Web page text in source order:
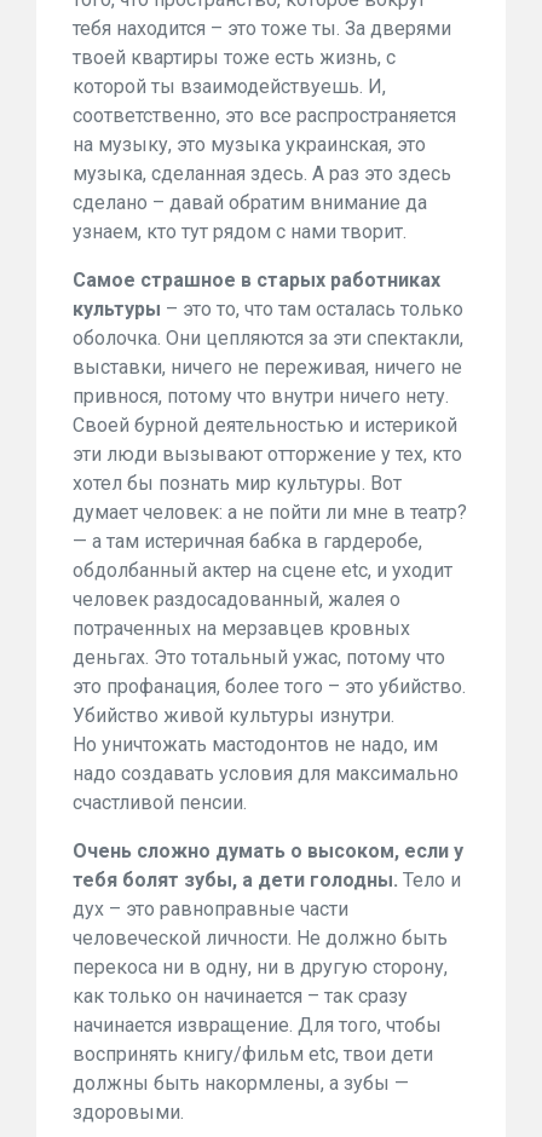
тебя находится – это тоже ты. За дверями
твоей квартиры тоже есть жизнь, с
которой ты взаимодействуешь. И,
соответственно, это все распространяется
на музыку, это музыка украинская, это
музыка, сделанная здесь. А раз это здесь
сделано – давай обратим внимание да
узнаем, кто тут рядом с нами творит.
Самое страшное в старых работниках
культуры – это то, что там осталась только
оболочка. Они цепляются за эти спектакли,
выставки, ничего не переживая, ничего не
привнося, потому что внутри ничего нету.
Своей бурной деятельностью и истерикой
эти люди вызывают отторжение у тех, кто
хотел бы познать мир культуры. Вот
думает человек: а не пойти ли мне в театр?
— а там истеричная бабка в гардеробе,
обдолбанный актер на сцене etc, и уходит
человек раздосадованный, жалея о
потраченных на мерзавцев кровных
деньгах. Это тотальный ужас, потому что
это профанация, более того – это убийство.
Убийство живой культуры изнутри.
Но уничтожать мастодонтов не надо, им
надо создавать условия для максимально
счастливой пенсии.
Очень сложно думать о высоком, если у
тебя болят зубы, а дети голодны. Тело и
дух – это равноправные части
человеческой личности. Не должно быть
перекоса ни в одну, ни в другую сторону,
как только он начинается – так сразу
начинается извращение. Для того, чтобы
воспринять книгу/фильм etc, твои дети
должны быть накормлены, а зубы —
здоровыми.